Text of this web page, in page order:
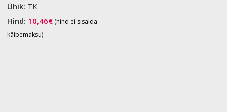
Ühik: TK
Hind: 10,46€ (hind ei sisalda
käibemaksu)